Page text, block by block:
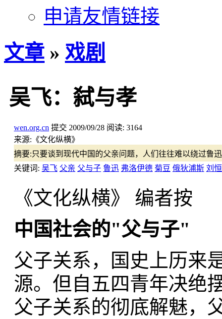
申请友情链接
文章 » 戏剧
吴飞：弑与孝
wen.org.cn 提交 2009/09/28 阅读: 3164
来源: 《文化纵横》
摘要:只要谈到现代中国的父亲问题，人们往往难以绕过鲁
关键词: 吴飞 父亲 父与子 鲁迅 弗洛伊德 菊豆 俄狄浦斯 刘恒
《文化纵横》 编者按
中国社会的"父与子"
父子关系，国史上历来
源。但自五四青年决绝
父子关系的彻底解魅，